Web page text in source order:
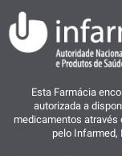
Esta Farmácia
autorizada a
medicamentos através
pelo Infarmed,